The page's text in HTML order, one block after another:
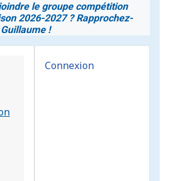
le groupe compétition
2026-2027 ? Rapprochez-
!
Connexion